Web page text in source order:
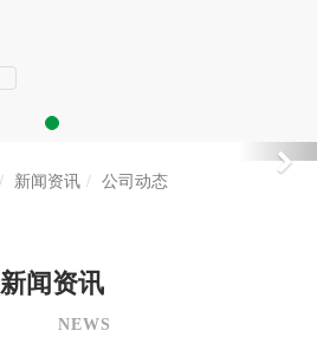
新闻资讯 公司动态
新闻资讯
NEWS